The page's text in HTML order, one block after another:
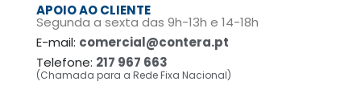
APOIO AO CLIENTE
Segunda a sexta das 9h-13h e 14-18h
E-mail: comercial@contera.pt
Telefone: 217 967 663
(Chamada para a Rede Fixa Nacional)